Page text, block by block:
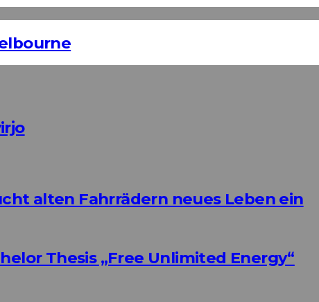
alten Fahrrädern neues Leben ein
Thesis „Free Unlimited Energy“